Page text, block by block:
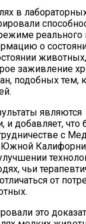
в
о
заживление
подобных тем,
являются
добавляет, что
с
Южной
чьи
от
это